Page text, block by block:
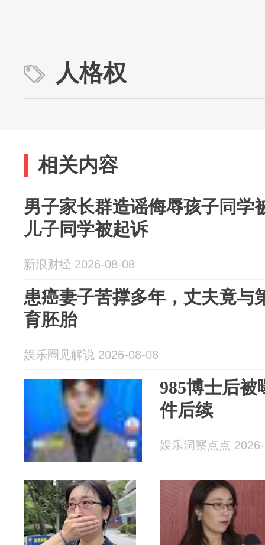
人格权
相关内容
男子家长群造谣侮辱孩子同学
儿子同学被起诉
新浪财经 2026-08-08
患癌妻子苦撑多年，丈夫竟与
育胚胎
娱乐圈见解说 2026-08-08
985博士后被
件后续
娱乐洞察点点